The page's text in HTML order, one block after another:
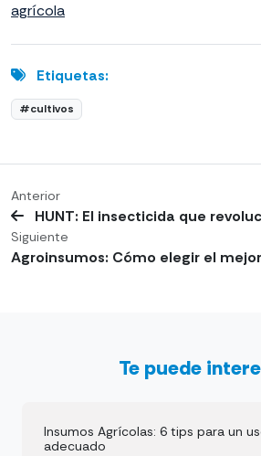
agrícola
Etiquetas:
#cultivos
Anterior
HUNT: El insecticida que
Siguiente
Agroinsumos: Cómo elegir el
Te puede
Insumos Agrícolas: 6 tips para un
adecuado